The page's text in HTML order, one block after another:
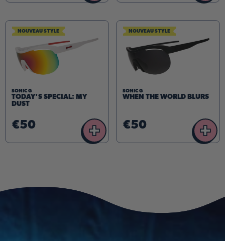
NOUVEAU STYLE
SONIC G
TODAY'S SPECIAL: MY
DUST
€50 +
NOUVEAU STYLE
SONIC G
WHEN THE WORLD BLURS
€50 +